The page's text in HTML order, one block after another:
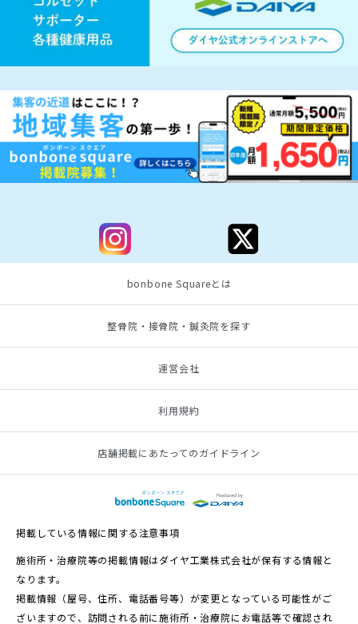
bonbone Squareとは
整骨院・接骨院・鍼灸院を探す
運営会社
利用規約
店舗掲載にあたってのガイドライン
掲載している情報に関する注意事項
施術所・治療院等の掲載情報はダイヤ工業株式会社が保有する情報と
なります。
掲載情報（屋号、住所、電話番号等）が変更となっている可能性がご
ざいますので、訪問される前に施術所・治療院にお電話等で確認され